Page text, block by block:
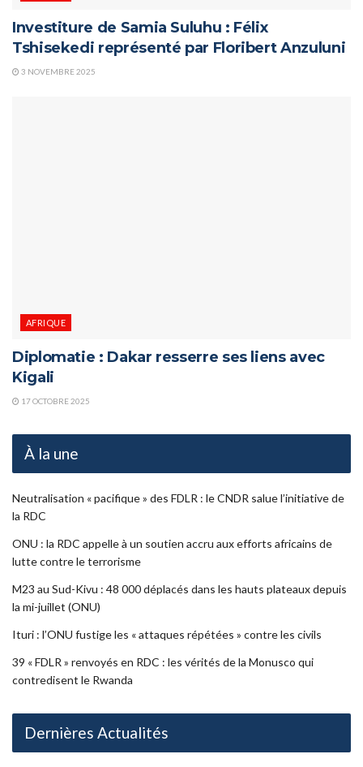
Investiture de Samia Suluhu : Félix
Tshisekedi représenté par Floribert Anzuluni
3 NOVEMBRE 2025
AFRIQUE
Diplomatie : Dakar resserre ses liens avec
Kigali
17 OCTOBRE 2025
À la une
Neutralisation « pacifique » des FDLR : le CNDR salue l’initiative de
la RDC
ONU : la RDC appelle à un soutien accru aux efforts africains de
lutte contre le terrorisme
M23 au Sud-Kivu : 48 000 déplacés dans les hauts plateaux depuis
la mi-juillet (ONU)
Ituri : l’ONU fustige les « attaques répétées » contre les civils
39 « FDLR » renvoyés en RDC : les vérités de la Monusco qui
contredisent le Rwanda
Dernières Actualités